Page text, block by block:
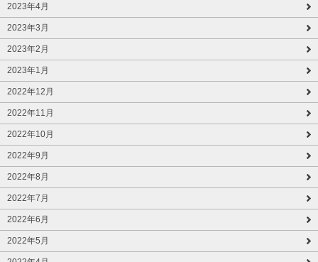
2023年4月
2023年3月
2023年2月
2023年1月
2022年12月
2022年11月
2022年10月
2022年9月
2022年8月
2022年7月
2022年6月
2022年5月